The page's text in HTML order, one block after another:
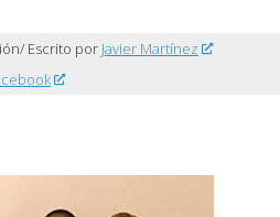
Escrito por Javier Martínez